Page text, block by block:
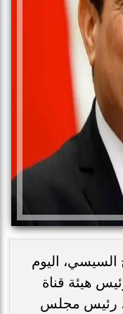
السيسي، اليوم
هيئة قناة
رئيس مجلس